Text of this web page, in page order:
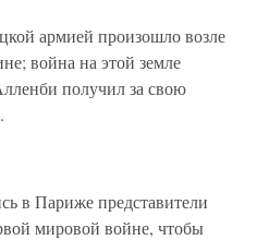
армией произошло возле
война на этой земле
получил за свою
в Париже представители
мировой войне, чтобы